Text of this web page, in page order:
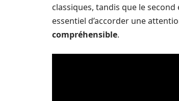
classiques, tandis que le
essentiel d’accorder une
compréhensible.